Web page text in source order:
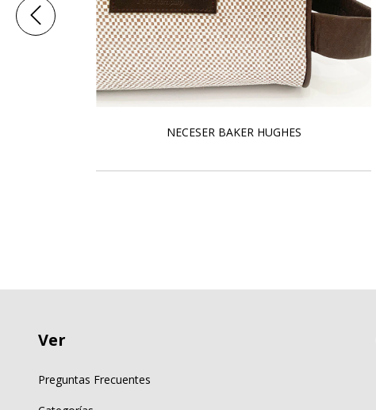
NECESER BAKER HUGHES
Ver
Preguntas Frecuentes